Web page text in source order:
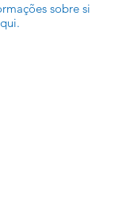
sobre si